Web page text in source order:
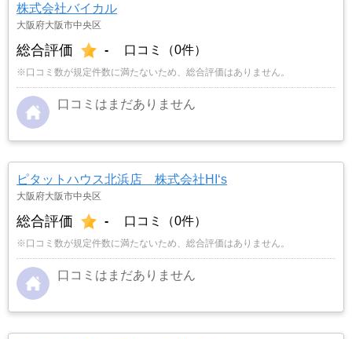
株式会社バイカル
大阪府大阪市中央区
総合評価 - 口コミ（0件）
※口コミ数が規定件数に満たないため、総合評価はありません。
口コミはまだありません
ピタットハウス北浜店 株式会社HI‘s
大阪府大阪市中央区
総合評価 - 口コミ（0件）
※口コミ数が規定件数に満たないため、総合評価はありません。
口コミはまだありません